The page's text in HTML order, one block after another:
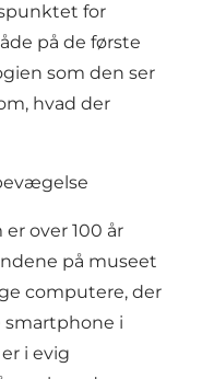
for
på de første
som den ser
hvad der
over 100 år
på museet
computere, der
smartphone i
i evig